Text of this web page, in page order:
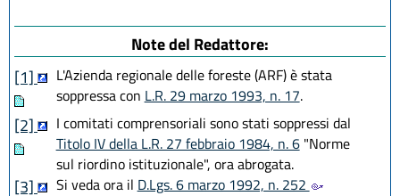
Note del Redattore:
[1]
L'Azienda regionale delle foreste (ARF) è stata
soppressa con L.R. 29 marzo 1993, n. 17.
[2]
I comitati comprensoriali sono stati soppressi dal
Titolo IV della L.R. 27 febbraio 1984, n. 6"Norme
sul riordino istituzionale", ora abrogata.
[3] Si veda ora il D.Lgs. 6 marzo 1992, n. 252